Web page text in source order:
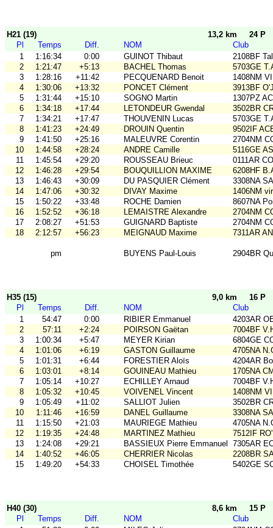
H21 (19) 13,2 km
24 P
Pl
Temps Diff. NOM
Club
1
1:16:34 0:00 GUINOT Thibaut
2108BF
2
1:21:47 +5:13 BACHEL Thomas
5703GE
3
1:28:16 +11:42 PECQUENARD Benoit
1408NM
4
1:30:06 +13:32 PONCET Clément
3913BF
5
1:31:44 +15:10 SOGNO Martin
1307PZ
6
1:34:18 +17:44 LETONDEUR Gwendal
3502BR
7
1:34:21 +17:47 THOUVENIN Lucas
5703GE
8
1:41:23 +24:49 DROUIN Quentin
9502IF
9
1:41:50 +25:16 MALEUVRE Corentin
2704NM
10
1:44:58 +28:24 ANDRE Camille
5116GE
11
1:45:54 +29:20 ROUSSEAU Brieuc
0111AR
12
1:46:28 +29:54 BOUQUILLION MAXIME
6208HF
13
1:46:43 +30:09 DU PASQUIER Clément
3308NA
14
1:47:06 +30:32 DIVAY Maxime
1406NM
15
1:50:22 +33:48 ROCHE Damien
8607NA
16
1:52:52 +36:18 LEMAISTRE Alexandre
2704NM
17
2:08:27 +51:53 GUIGNARD Baptiste
2704NM
18
2:12:57 +56:23 MEIGNAUD Maxime 7311AR
pm BUYENS Paul-Louis 2904BR
H35 (15) 9,0 km
16 P
Pl
Temps Diff. NOM
Club
1
54:47 0:00 RIBIER Emmanuel
4203AR
2
57:11 +2:24 POIRSON Gaëtan
7004BF
3
1:00:34 +5:47 MEYER Kirian
6804GE
4
1:01:06 +6:19 GASTON Guillaume
4705NA
5
1:01:31 +6:44 FORESTIER Aloïs
4204AR
6
1:03:01 +8:14 GOUINEAU Mathieu
1705NA
7
1:05:14 +10:27 ECHILLEY Arnaud
7004BF
8
1:05:32 +10:45 VOIVENEL Vincent
1408NM
9
1:05:49 +11:02 SALLIOT Julien
3502BR
10
1:11:46 +16:59 DANEL Guillaume
3308NA
11
1:15:50 +21:03 MAURIEGE Mathieu
4705NA
12
1:19:35 +24:48 MARTINEZ Mathieu
7512IF
13
1:24:08 +29:21 BASSIEUX Pierre Emmanuel
7305AR
14
1:40:52 +46:05 CHERRIER Nicolas
2208BR
15
1:49:20 +54:33 CHOISEL Timothée 5402GE
H40 (30) 8,6 km
15 P
Pl
Temps Diff. NOM
Club